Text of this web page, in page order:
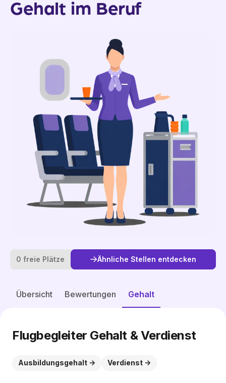
Gehalt im Beruf
0 freie Plätze Ähnliche Stellen entdecken
Übersicht Bewertungen Gehalt
Ähnliche Stellen entdecken
Flugbegleiter Gehalt & Verdienst
Ausbildungsgehalt Verdienst